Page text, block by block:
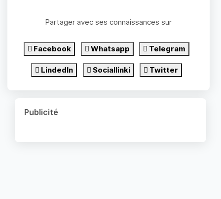
Partager avec ses connaissances sur
Facebook Whatsapp Telegram
LindedIn Sociallinki Twitter
Publicité